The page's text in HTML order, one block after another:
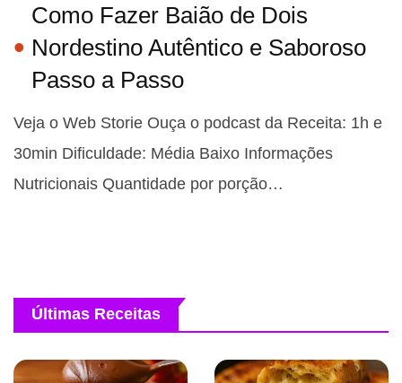
Como Fazer Baião de Dois
Nordestino Autêntico e Saboroso
Passo a Passo
Veja o Web Storie Ouça o podcast da Receita: 1h e
30min Dificuldade: Média Baixo Informações
Nutricionais Quantidade por porção…
Últimas Receitas